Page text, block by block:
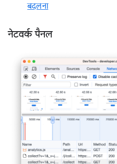
बदलना
नेटवर्क पैनल